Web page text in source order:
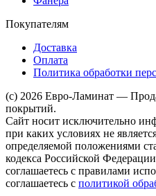
Покупателям
Доставка
Оплата
Политика обработки
(c) 2026 Евро-Ламинат —
покрытий.
Сайт носит исключительно
при каких условиях не
определяемой положениями
кодекса Российской
соглашаетесь с правилами
соглашаетесь с политикой